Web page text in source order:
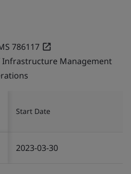
786117
Infrastructure Management
Start Date
2023-03-30